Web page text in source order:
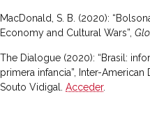
MacDonald, S. B. (2020):
Economy and Cultural Wars”,
The Dialogue (2020): “Brasil:
primera infancia”, Inter-
Souto Vidigal. Acceder.